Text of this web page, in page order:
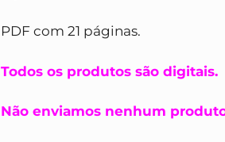
PDF com 21 páginas.
Todos os produtos são digitais.
Não enviamos nenhum